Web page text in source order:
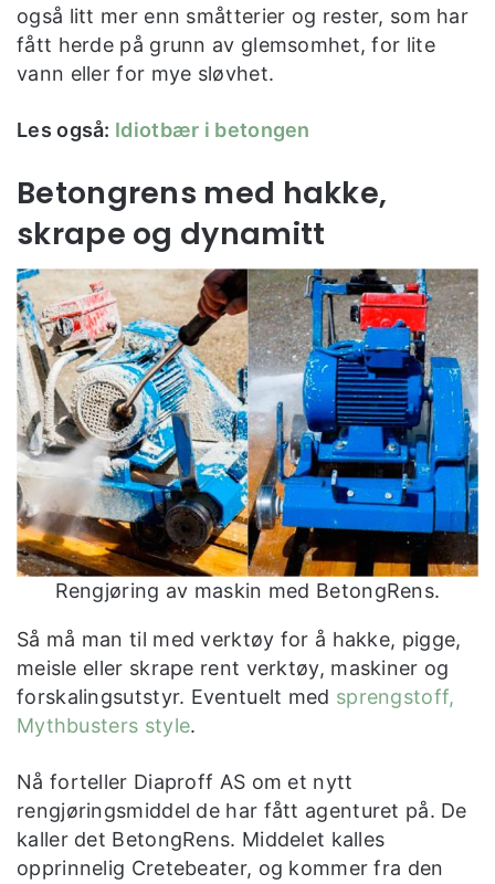
også litt mer enn småtterier og rester, som har
fått herde på grunn av glemsomhet, for lite
vann eller for mye sløvhet.
Les også: Idiotbær i betongen
Betongrens med hakke,
skrape og dynamitt
Rengjøring av maskin med BetongRens.
Så må man til med verktøy for å hakke, pigge,
meisle eller skrape rent verktøy, maskiner og
forskalingsutstyr. Eventuelt med sprengstoff,
Mythbusters style.
Nå forteller Diaproff AS om et nytt
rengjøringsmiddel de har fått agenturet på. De
kaller det BetongRens. Middelet kalles
opprinnelig Cretebeater, og kommer fra den